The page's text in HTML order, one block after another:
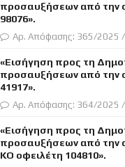
προσαυξήσεων από την
98076».
Αρ. Απόφασης: 365/2025 /
«Εισήγηση προς τη
προσαυξήσεων από την
41917».
Αρ. Απόφασης: 364/2025 /
«Εισήγηση προς τη
προσαυξήσεων από την
ΚΟ οφειλέτη 104810».